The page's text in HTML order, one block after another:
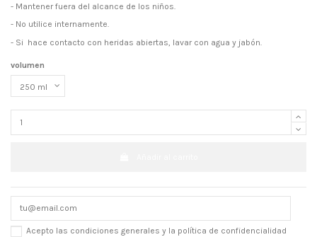
- Mantener fuera del alcance de los niños.
- No utilice internamente.
- Si hace contacto con heridas abiertas, lavar con agua y jabón.
volumen
Acepto las condiciones generales y la política de confidencialidad